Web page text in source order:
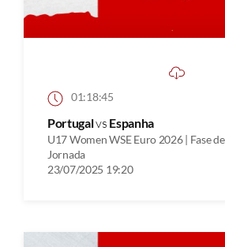
01:18:45
Portugalvs Espanha
U17 Women WSE Euro 2026 | Fase
Jornada
23/07/2025 19:20